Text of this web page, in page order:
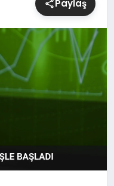
Paylaş